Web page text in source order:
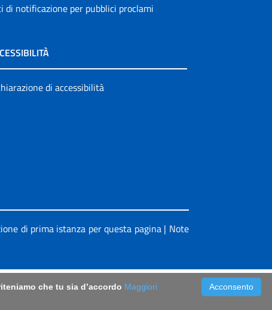
di notificazione per pubblici proclami
di accessibilità
di prima istanza per questa pagina| Note
Acconsento
che tu sia d’accordo Maggiori